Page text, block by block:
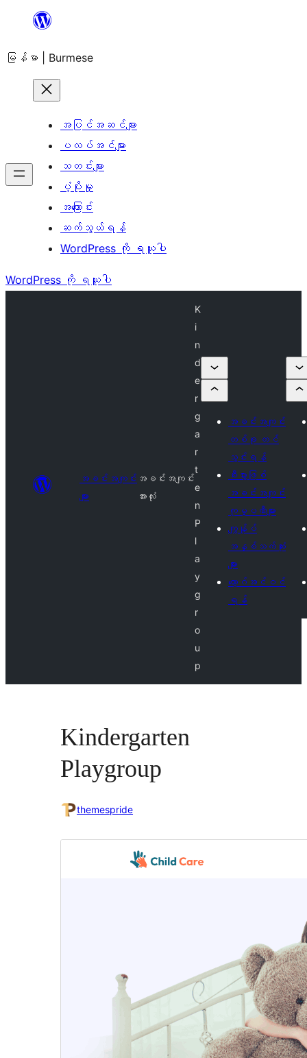
အကြောင်းအရာ
ကျော်သွား
မြန်မာ | Burmese
အပြင်အဆင်များ
ပလပ်အင်များ
သတင်းများ
ပံ့ပိုးမှု
အကြောင်း
ဆက်သွယ်ရန်
WordPress ကို ရယူပါ
WordPress ကို ရယူပါ
အခင်းအကျင်း
များ
အခင်းအကျင်း
အားလုံး
K
i
n
d
e
r
g
a
r
t
e
n
P
l
a
y
g
r
o
u
p
အခင်းအကျင်း
တစ်ခု တင်
သွင်းရန်
စီးပွားဖြစ်
အခင်းအကျင်း
ကုမ္ပဏီများ
ကျွန်ုပ်
အနှစ်သက်ဆုံး
များ
လော့ဂ်အင်ဝင်
ရန်
Kindergarten
Playgroup
themespride